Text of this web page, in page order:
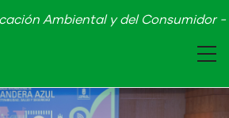
Ambiental y del Consumidor